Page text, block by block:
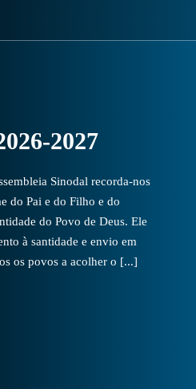
2027
Sinodal recorda-nos
do Pai e do Filho e do
do Povo de Deus. Ele
à santidade e envio em
os povos a acolher o [...]